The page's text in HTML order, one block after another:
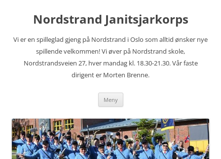
innholdNordstrand Janitsjarkorps
Vi er en spilleglad gjeng på Nordstrand i Oslo som alltid ønsker nye
spillende velkommen! Vi øver på Nordstrand skole,
Nordstrandsveien 27, hver mandag kl. 18.30-21.30. Vår faste
dirigent er Morten Brenne.
Meny